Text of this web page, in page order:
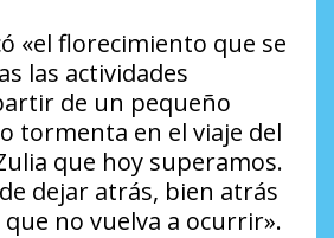
«el florecimiento que se
las actividades
de un pequeño
tormenta en el viaje del
que hoy superamos.
dejar atrás, bien atrás
no vuelva a ocurrir».